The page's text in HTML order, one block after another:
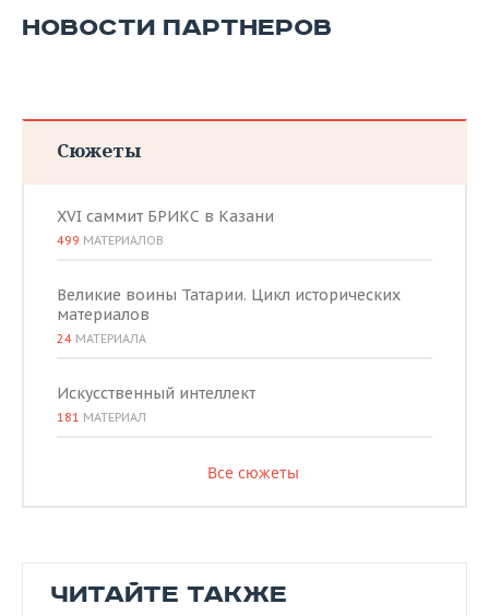
НОВОСТИ ПАРТНЕРОВ
Сюжеты
XVI саммит БРИКС в Казани
499 МАТЕРИАЛОВ
Великие воины Татарии. Цикл исторических
материалов
24 МАТЕРИАЛА
Искусственный интеллект
181 МАТЕРИАЛ
Все сюжеты
ЧИТАЙТЕ ТАКЖЕ